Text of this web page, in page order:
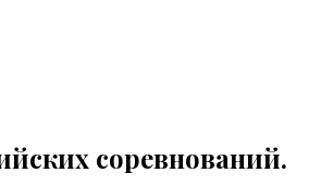
соревнований.